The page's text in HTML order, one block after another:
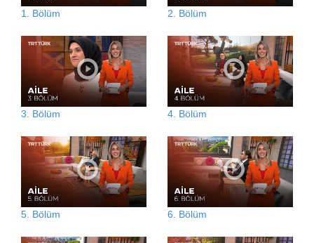
1. Bölüm 2. Bölüm
3. Bölüm 4. Bölüm
5. Bölüm 6. Bölüm